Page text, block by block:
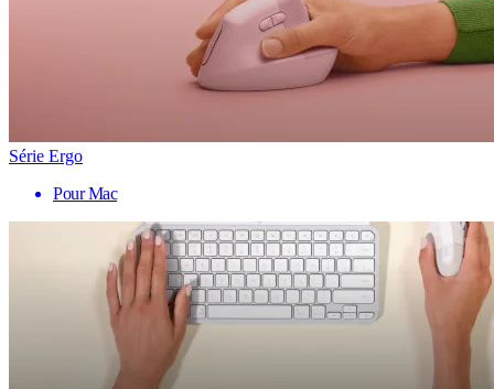
Série Ergo
Pour Mac